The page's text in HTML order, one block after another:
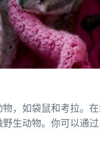
，如袋鼠和考拉。
生动物。你可以通